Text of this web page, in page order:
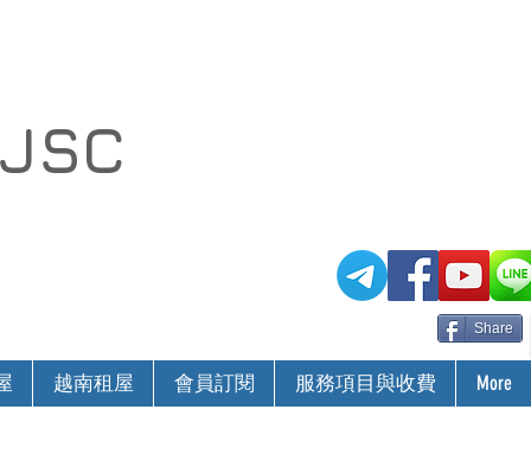
Share
越南租屋 會員訂閱 服務項目與收費 More